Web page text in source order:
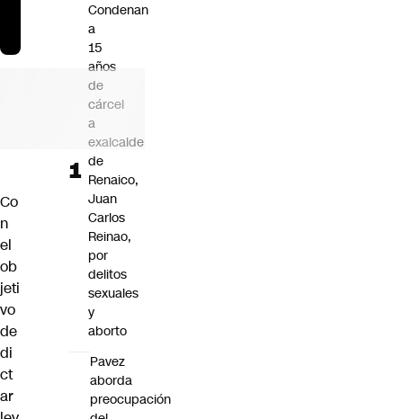
Co
n
el
ob
jeti
vo
de
di
ct
ar
Condenan
a
15
años
de
cárcel
a
exalcalde
de
Renaico,
Juan
Carlos
Reinao,
por
delitos
sexuales
y
aborto
Pavez
aborda
preocupación